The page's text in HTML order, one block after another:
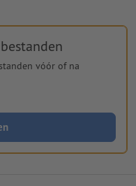
vóór of na